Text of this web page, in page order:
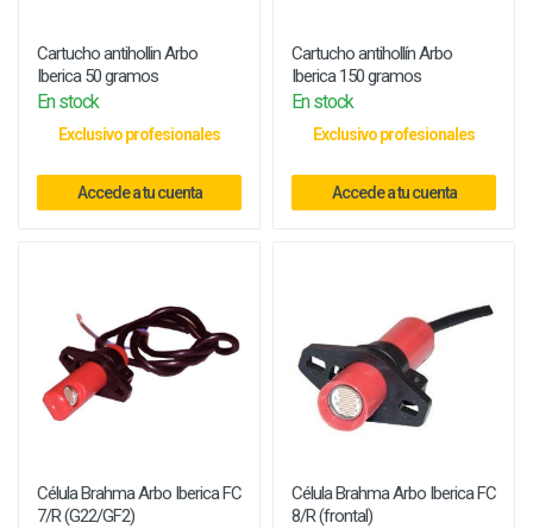
Cartucho antihollin Arbo
Iberica 50 gramos
En stock
Exclusivo profesionales
Accede a tu cuenta
Cartucho antihollín Arbo
Iberica 150 gramos
En stock
Exclusivo profesionales
Accede a tu cuenta
Célula Brahma Arbo Iberica FC
7/R (G22/GF2)
Célula Brahma Arbo Iberica FC
8/R (frontal)